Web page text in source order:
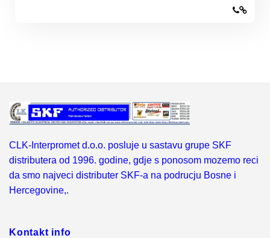
CLK-Interpromet d.o.o. posluje u sastavu grupe SKF
distributera od 1996. godine, gdje s ponosom mozemo reci
da smo najveci distributer SKF-a na podrucju Bosne i
Hercegovine,.
Kontakt info